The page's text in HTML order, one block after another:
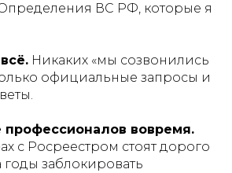
ВС РФ, которые я
Никаких «мы созвонились
официальные запросы и
профессионалов вовремя.
с Росреестром стоят дорого
заблокировать